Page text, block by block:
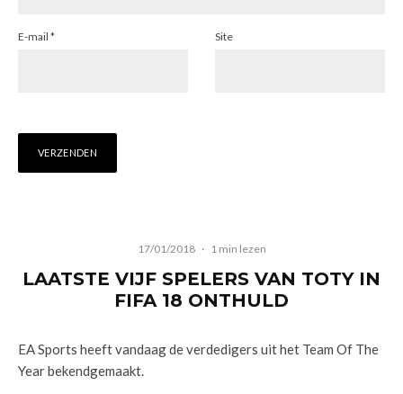
E-mail * Site
17/01/2018 · 1 min lezen
LAATSTE VIJF SPELERS VAN TOTY IN
FIFA 18 ONTHULD
EA Sports heeft vandaag de verdedigers uit het Team Of The
Year bekendgemaakt.